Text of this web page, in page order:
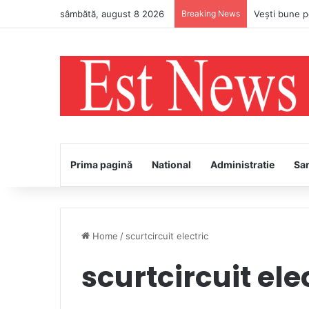
sâmbătă, august 8 2026 Breaking News
Prima pagină National Administratie
Home / scurtcircuit electric
scurtcircuit